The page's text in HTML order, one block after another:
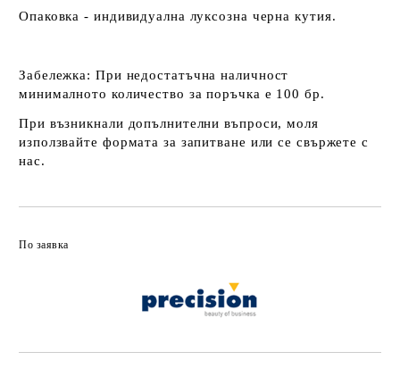
Опаковка - индивидуална луксозна черна кутия.
Забележка: При недостатъчна наличност
минималното количество за поръчка е 100 бр.
При възникнали допълнителни въпроси, моля
използвайте формата за запитване или се свържете с
нас.
По заявка